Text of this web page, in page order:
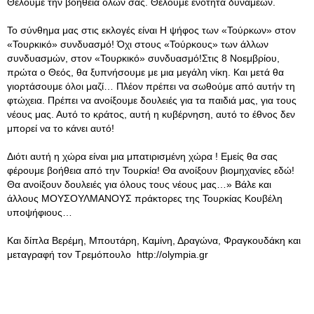
Το σύνθημα μας στις εκλογές είναι Η ψήφος των «Τούρκων» στον
«Τουρκικό» συνδυασμό! Όχι στους «Τούρκους» των άλλων
συνδυασμών, στον «Τουρκικό» συνδυασμό!Στις 8 Νοεμβρίου,
πρώτα ο Θεός, θα ξυπνήσουμε με μια μεγάλη νίκη. Και μετά θα
γιορτάσουμε όλοι μαζί… Πλέον πρέπει να σωθούμε από αυτήν τη
φτώχεια. Πρέπει να ανοίξουμε δουλειές για τα παιδιά μας, για τους
νέους μας. Αυτό το κράτος, αυτή η κυβέρνηση, αυτό το έθνος δεν
μπορεί να το κάνει αυτό!
Διότι αυτή η χώρα είναι μια μπατιρισμένη χώρα ! Εμείς θα σας
φέρουμε βοήθεια από την Τουρκία! Θα ανοίξουν βιομηχανίες εδώ!
Θα ανοίξουν δουλειές για όλους τους νέους μας…» Βάλε και
άλλους ΜΟΥΣΟΥΛΜΑΝΟΥΣ πράκτορες της Τουρκίας Κουβέλη
υποψήφιους…
Και δίπλα Βερέμη, Μπουτάρη, Καμίνη, Δραγώνα, Φραγκουδάκη και
μεταγραφή τον Τρεμόπουλο http://olympia.gr